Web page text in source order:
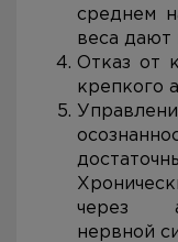
среднем
веса дают
Отказ от
крепкого
через
нервной